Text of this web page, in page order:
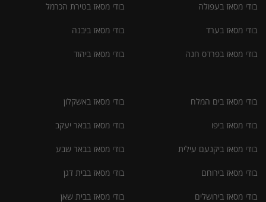
בודי מסאז בעפולה
בודי מסאז בערד
בודי מסאז בפרדס חנה
בודי מסאז בטירת הכרמל
בודי מסאז ביבנה
בודי מסאז ביהוד
בודי מסאז בים המלח
בודי מסאז ביפו
בודי מסאז ביקנעם עילית
בודי מסאז בירוחם
בודי מסאז בירושלים
בודי מסאז באשקלון
בודי מסאז בבאר יעקב
בודי מסאז בבאר שבע
בודי מסאז בבית דגן
בודי מסאז בבית שאן